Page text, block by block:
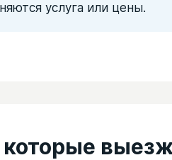
услуга или цены.
которые